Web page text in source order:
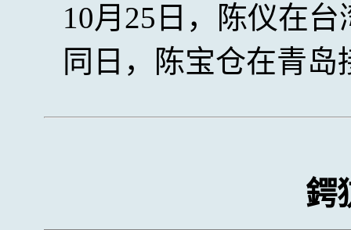
10月25日，陈仪在
同日，陈宝仓在青
鍔